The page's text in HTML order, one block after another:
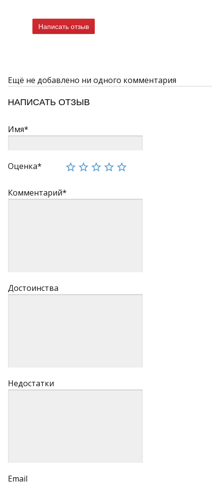
Написать отзыв
Ещё не добавлено ни одного комментария
НАПИСАТЬ ОТЗЫВ
Имя*
Оценка*
Комментарий*
Достоинства
Недостатки
Email